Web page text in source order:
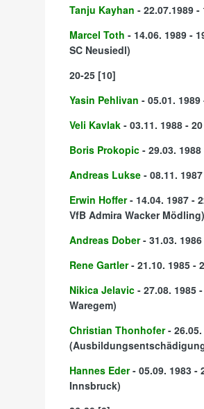
Tanju Kayhan - 22.07.1989 -
Marcel Toth - 14.06. 1989 -
SC Neusiedl)
20-25 [10]
Yasin Pehlivan - 05.01.
Veli Kavlak - 03.11. 1988 -
Boris Prokopic - 29.03.
Andreas Lukse - 08.11.
Erwin Hoffer- 14.04. 1987 -
VfB Admira Wacker Mödling)
Andreas Dober- 31.03.
Rene Gartler- 21.10. 1985 -
Nikica Jelavic - 27.08. 1985
Waregem)
Christian Thonhofer- 26.05.
Hannes Eder- 05.09. 1983 -
Innsbruck)